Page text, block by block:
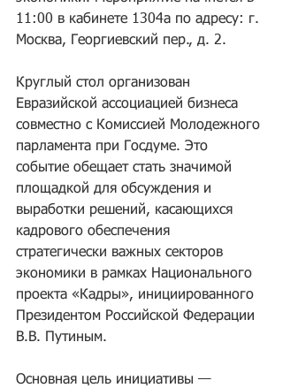
11:00 в кабинете 1304а по адресу: г.
Москва, Георгиевский пер., д. 2.
Круглый стол организован
Евразийской ассоциацией бизнеса
совместно с Комиссией Молодежного
парламента при Госдуме. Это
событие обещает стать значимой
площадкой для обсуждения и
выработки решений, касающихся
кадрового обеспечения
стратегически важных секторов
экономики в рамках Национального
проекта «Кадры», инициированного
Президентом Российской Федерации
В.В. Путиным.
Основная цель инициативы —